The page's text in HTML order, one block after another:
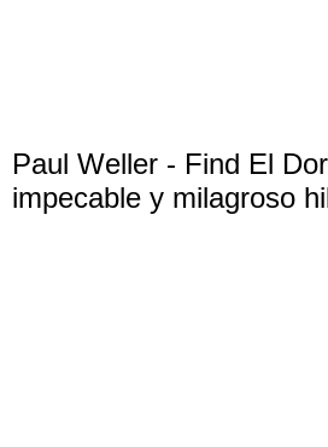
Paul Weller - Find El
impecable y milagroso